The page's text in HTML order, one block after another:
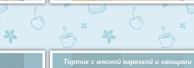
Тортик с мясной нарезкой и овощами